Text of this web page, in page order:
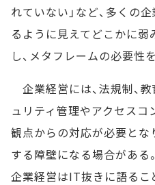
れていない」など、多くの
るように見えてどこかに
し、メタフレームの必要性
企業経営には、法規制、
ュリティ管理やアクセスコ
観点からの対応が必要とな
する障壁になる場合がある
企業経営はIT抜きに語るこ